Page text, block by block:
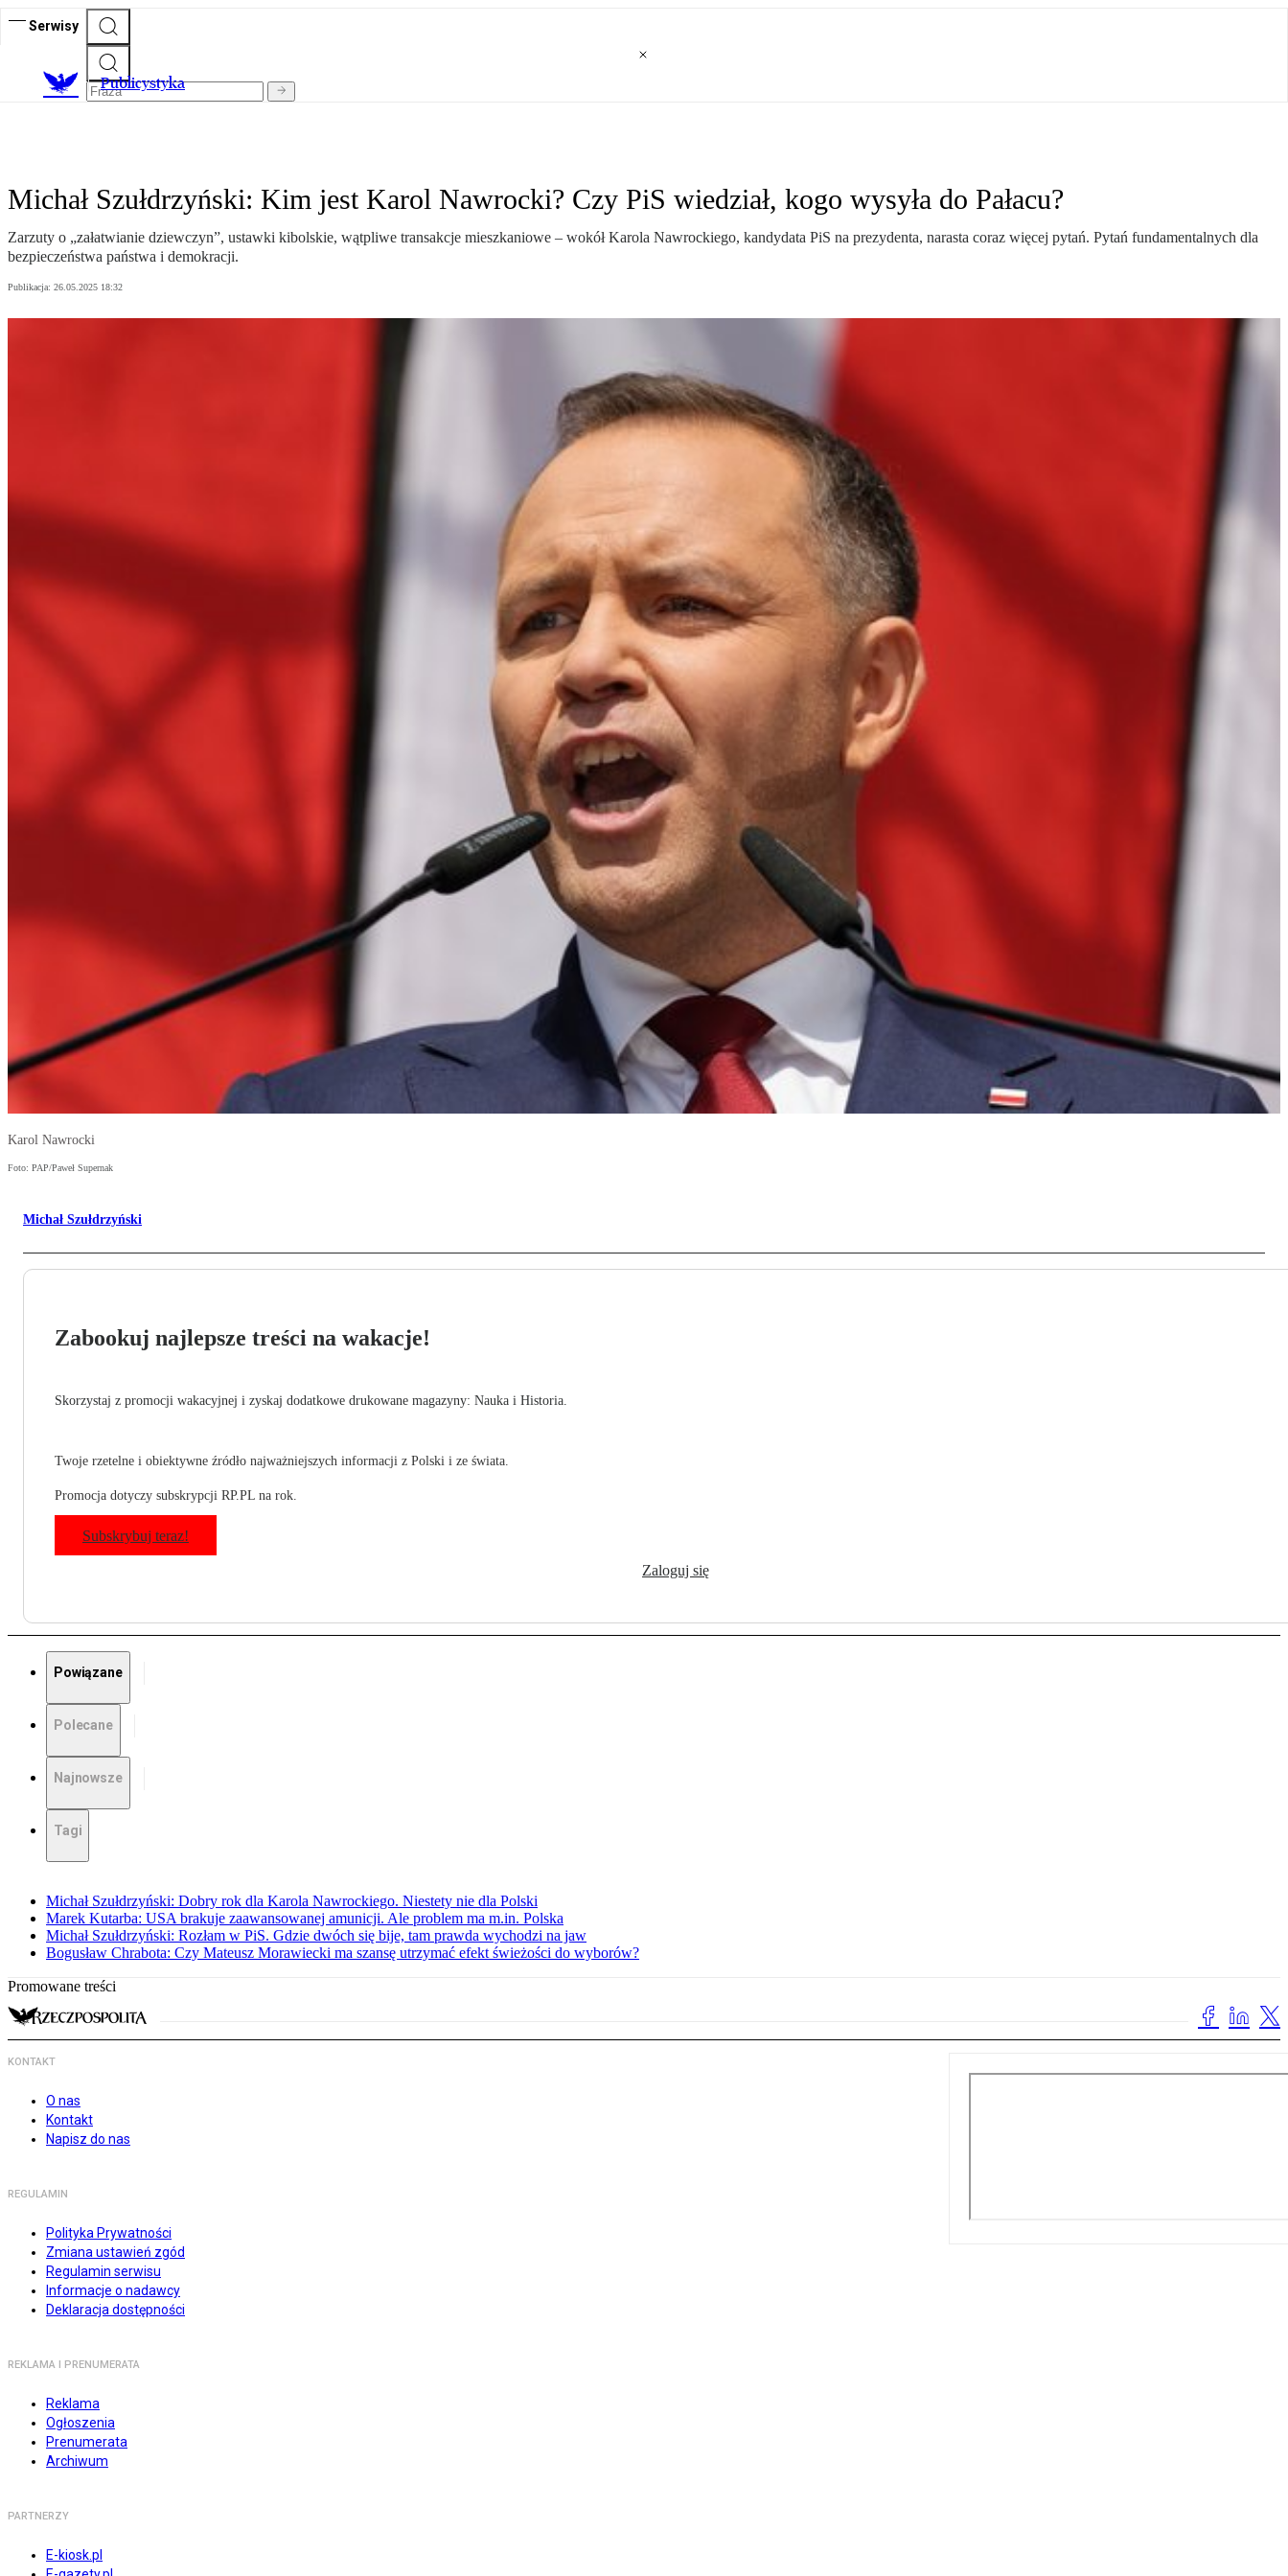
Serwisy
Publicystyka
Michał Szułdrzyński: Kim jest Karol Nawrocki? Czy PiS wiedział, kogo wysyła do Pałacu?
Zarzuty o „załatwianie dziewczyn”, ustawki kibolskie, wątpliwe transakcje mieszkaniowe – wokół Karola Nawrockiego, kandydata PiS na prezydenta, narasta coraz więcej pytań. Pytań fundamentalnych dla
bezpieczeństwa państwa i demokracji.
Publikacja: 26.05.2025 18:32
Karol Nawrocki
Foto: PAP/Paweł Supernak
Michał Szułdrzyński
Zabookuj najlepsze treści na wakacje!
Skorzystaj z promocji wakacyjnej i zyskaj dodatkowe drukowane magazyny: Nauka i Historia.
Twoje rzetelne i obiektywne źródło najważniejszych informacji z Polski i ze świata.
Promocja dotyczy subskrypcji RP.PL na rok.
Subskrybuj teraz!
Zaloguj się
Powiązane
Polecane
Najnowsze
Tagi
Michał Szułdrzyński: Dobry rok dla Karola Nawrockiego. Niestety nie dla Polski
Marek Kutarba: USA brakuje zaawansowanej amunicji. Ale problem ma m.in. Polska
Michał Szułdrzyński: Rozłam w PiS. Gdzie dwóch się bije, tam prawda wychodzi na jaw
Bogusław Chrabota: Czy Mateusz Morawiecki ma szansę utrzymać efekt świeżości do wyborów?
Promowane treści
KONTAKT
O nas
Kontakt
Napisz do nas
REGULAMIN
Polityka Prywatności
Zmiana ustawień zgód
Regulamin serwisu
Informacje o nadawcy
Deklaracja dostępności
REKLAMA I PRENUMERATA
Reklama
Ogłoszenia
Prenumerata
Archiwum
PARTNERZY
E-kiosk.pl